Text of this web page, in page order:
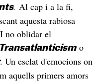
. Al cap i a la fi,
aquesta rabiosa
no oblidar el
Transatlanticismo
. Un esclat d'emocions on
aquells primers amors